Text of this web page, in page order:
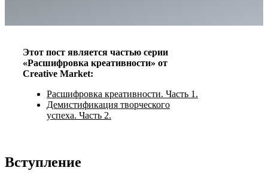
Этот пост является частью серии
«Расшифровка креативности» от
Creative Market:
Расшифровка креативности. Часть 1.
Демистификация творческого
успеха. Часть 2.
Вступление